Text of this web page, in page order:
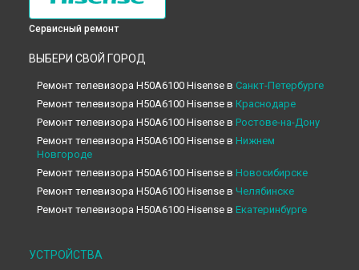
Сервисный ремонт
ВЫБЕРИ СВОЙ ГОРОД
Ремонт телевизора H50A6100 Hisense в Санкт-Петербурге
Ремонт телевизора H50A6100 Hisense в Краснодаре
Ремонт телевизора H50A6100 Hisense в Ростове-на-Дону
Ремонт телевизора H50A6100 Hisense в Нижнем
Новгороде
Ремонт телевизора H50A6100 Hisense в Новосибирске
Ремонт телевизора H50A6100 Hisense в Челябинске
Ремонт телевизора H50A6100 Hisense в Екатеринбурге
Ремонт телевизора H50A6100 Hisense в
УСТРОЙСТВА